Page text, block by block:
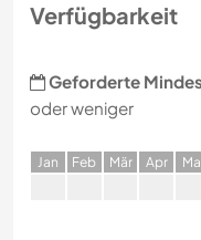
Verfügbarkeit
Geforderte
oder weniger
Jan Feb Mär Apr M